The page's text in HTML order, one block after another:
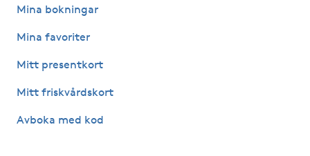
M
Manikyr & Pedikyr
Massage
Mina bokningar
Mina favoriter
Mitt presentkort
Mitt friskvårdskort
Avboka med kod